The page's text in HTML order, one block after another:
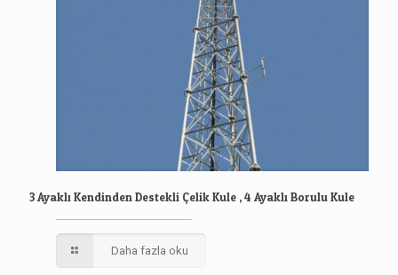
3 Ayaklı Kendinden Destekli Çelik Kule , 4 Ayaklı Borulu Kule
Daha fazla oku